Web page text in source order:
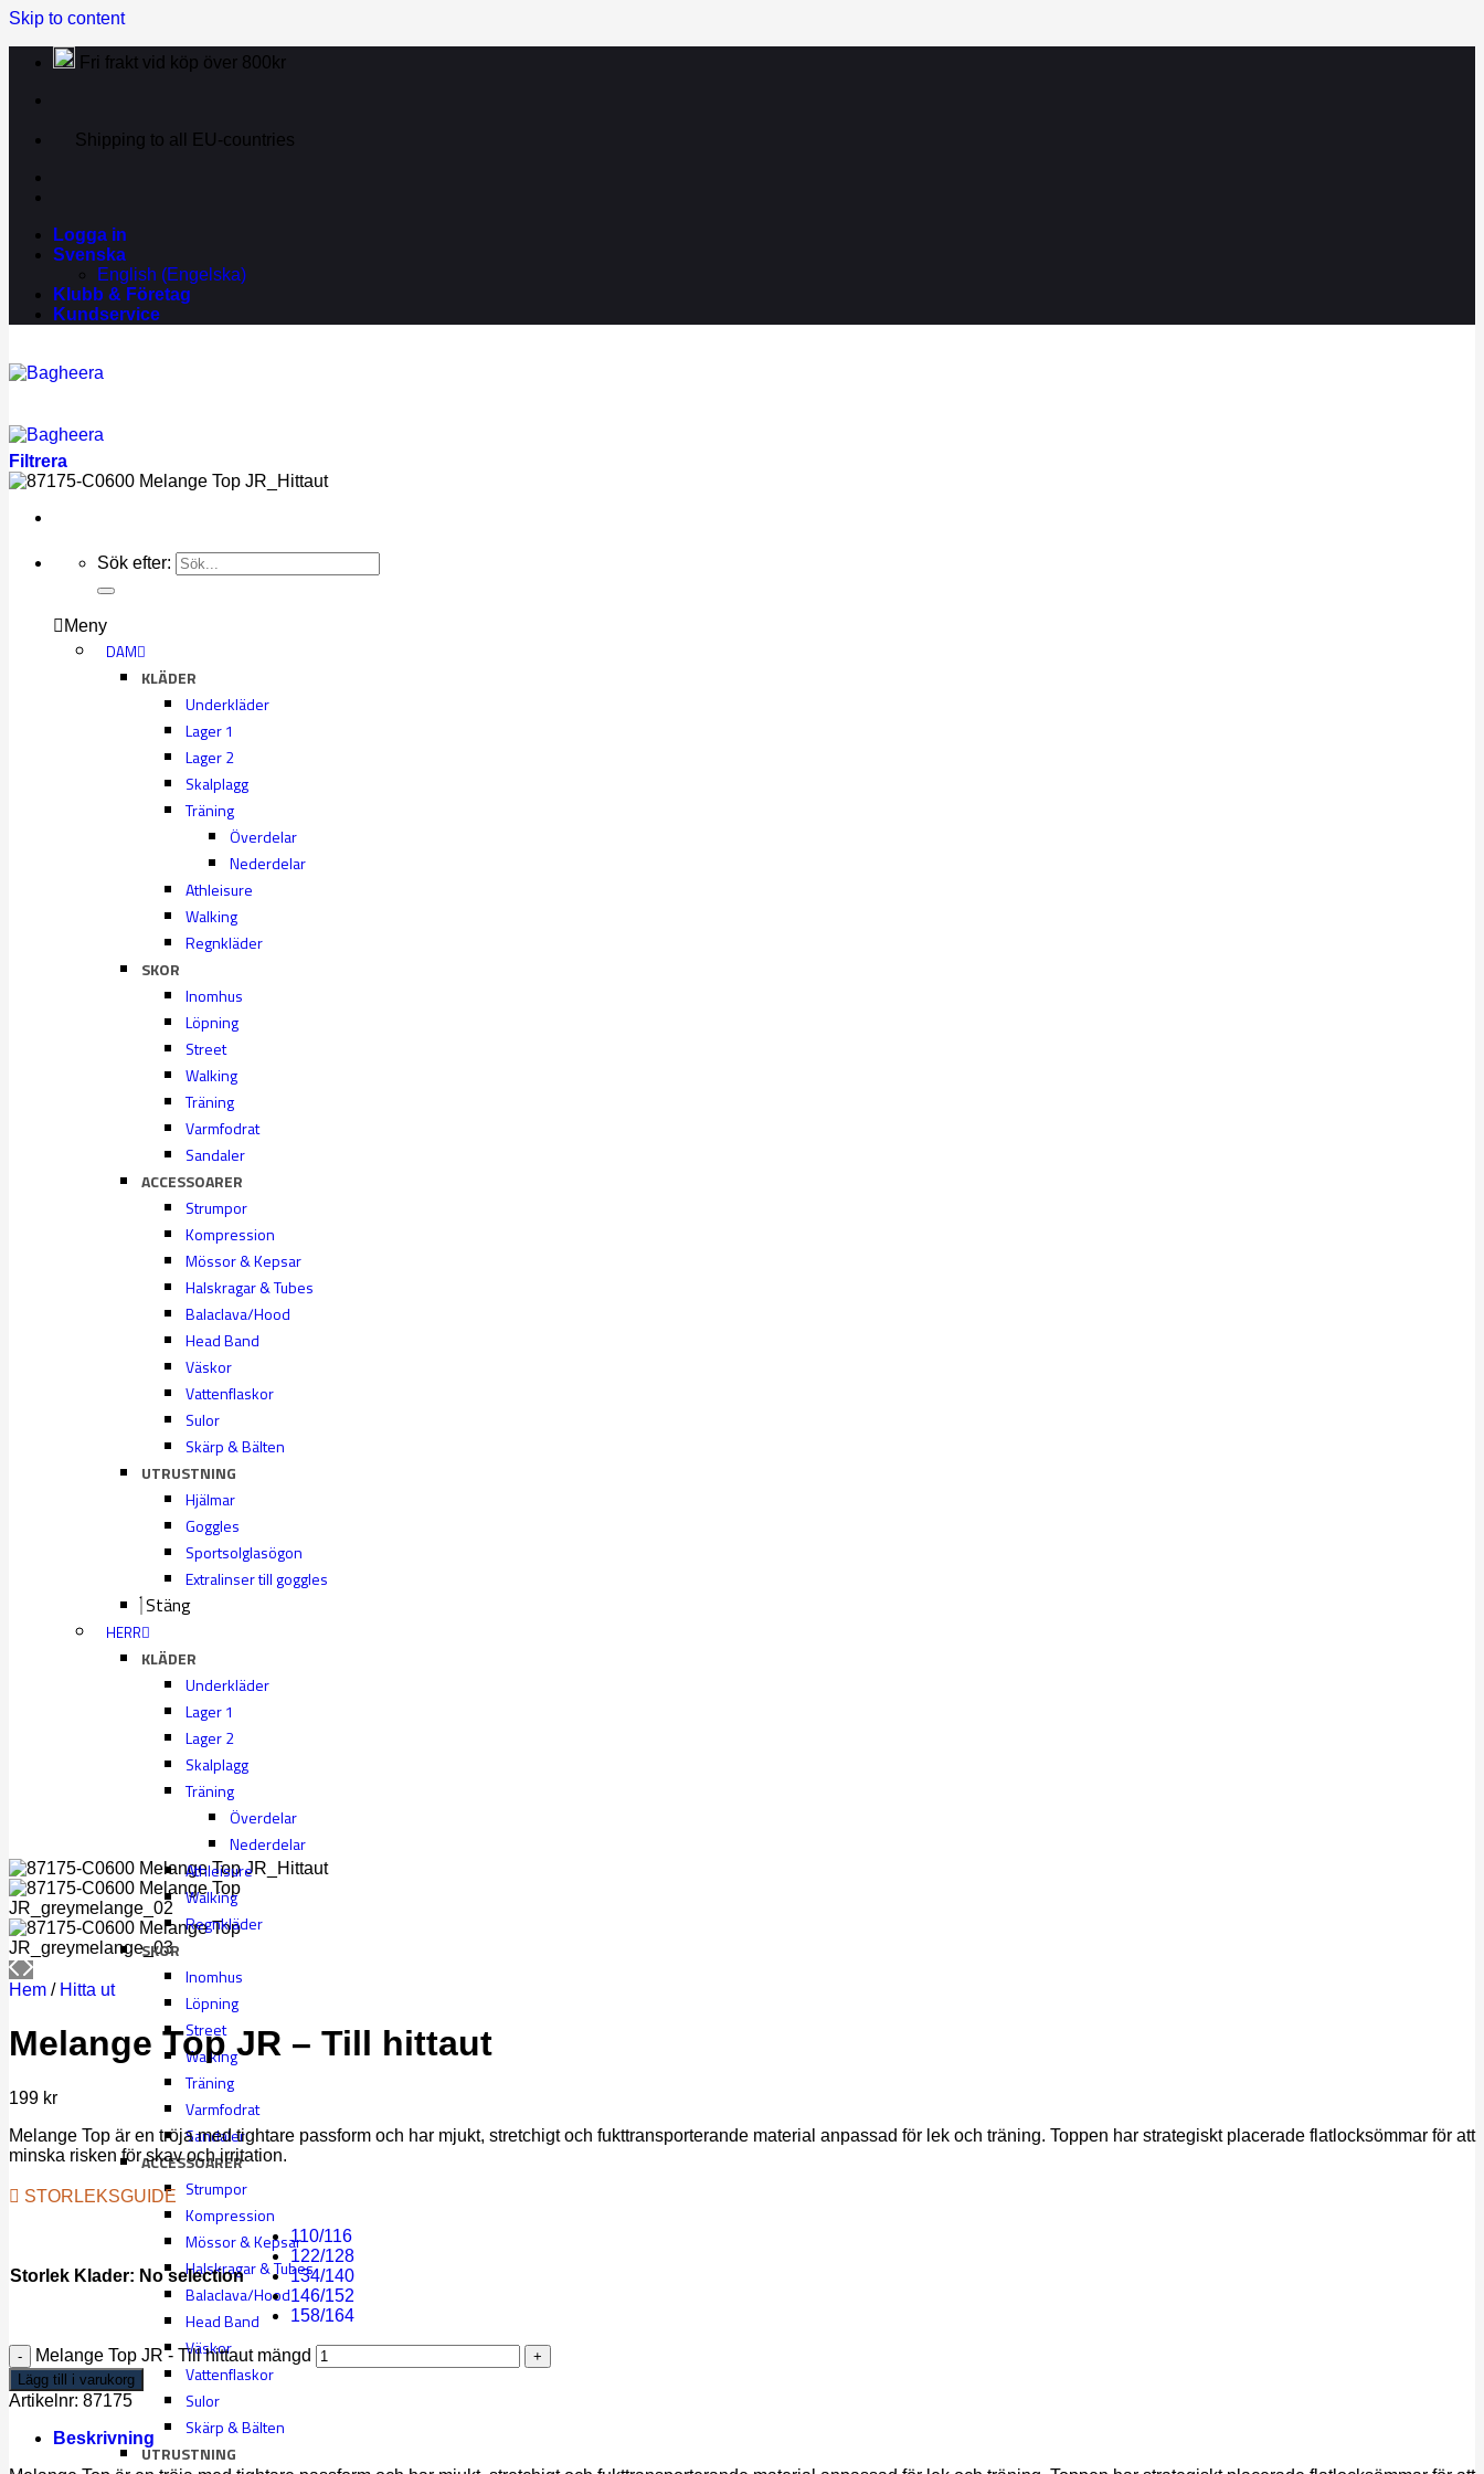
Skip to content
Fri frakt vid köp över 800kr
Shipping to all EU-countries
Logga in
Svenska
English (Engelska)
Klubb & Företag
Kundservice
Sök efter:
Meny
DAM
KLÄDER
Underkläder
Lager 1
Lager 2
Skalplagg
Träning
Överdelar
Nederdelar
Athleisure
Walking
Regnkläder
SKOR
Inomhus
Löpning
Street
Walking
Träning
Varmfodrat
Sandaler
ACCESSOARER
Strumpor
Kompression
Mössor & Kepsar
Halskragar & Tubes
Balaclava/Hood
Head Band
Väskor
Vattenflaskor
Sulor
Skärp & Bälten
UTRUSTNING
Hjälmar
Goggles
Sportsolglasögon
Extralinser till goggles
Stäng
HERR
KLÄDER
Underkläder
Lager 1
Lager 2
Skalplagg
Träning
Överdelar
Nederdelar
Athleisure
Walking
Regnkläder
SKOR
Inomhus
Löpning
Street
Walking
Träning
Varmfodrat
Sandaler
ACCESSOARER
Strumpor
Kompression
Mössor & Kepsar
Halskragar & Tubes
Balaclava/Hood
Head Band
Väskor
Vattenflaskor
Sulor
Skärp & Bälten
UTRUSTNING
Filtrera
Hem / Hitta ut
Melange Top JR – Till hittaut
199 kr
Melange Top är en tröja med tightare passform och har mjukt, stretchigt och fukttransporterande material anpassad för lek och träning. Toppen har strategiskt placerade flatlocksömmar för att
minska risken för skav och irritation.
STORLEKSGUIDE
Storlek Klader: No selection
110/116
122/128
134/140
146/152
158/164
Melange Top JR - Till hittaut mängd
Lägg till i varukorg
Artikelnr: 87175
Beskrivning